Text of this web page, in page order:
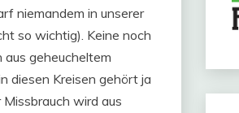
niemandem in unserer
so wichtig). Keine noch
geheucheltem
diesen Kreisen gehört ja
wird aus